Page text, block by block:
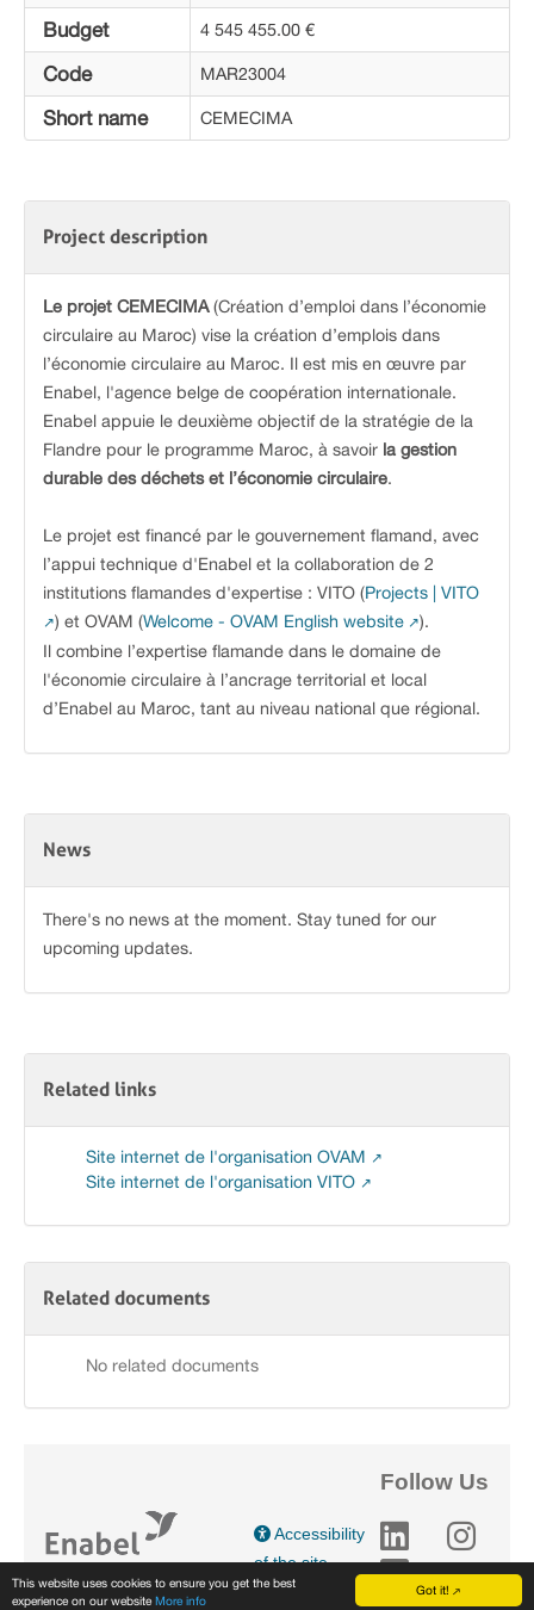
Got it!
This website uses cookies to ensure you get the best
experience on our websiteMore info
Budget 4 545 455.00 €
Code MAR23004
Short name CEMECIMA
Project description
Le projet CEMECIMA(Création d’emploi dans l’économie
circulaire au Maroc) vise la création d’emplois dans
l’économie circulaire au Maroc. Il est mis en œuvre par
Enabel, l'agence belge de coopération internationale.
Enabel appuie le deuxième objectif de la stratégie de la
Flandre pour le programme Maroc, à savoir la gestion
durable des déchets et l’économie circulaire.
Le projet est financé par le gouvernement flamand, avec
l’appui technique d'Enabel et la collaboration de 2
institutions flamandes d'expertise : VITO (Projects | VITO
) et OVAM (Welcome - OVAM English website
).
Il combine l’expertise flamande dans le domaine de
l'économie circulaire à l’ancrage territorial et local
d’Enabel au Maroc, tant au niveau national que régional.
News
There's no news at the moment. Stay tuned for our
upcoming updates.
Related links
Site internet de l'organisation OVAM
Site internet de l'organisation VITO
Related documents
No related documents
Accessibility
of the site
Follow Us